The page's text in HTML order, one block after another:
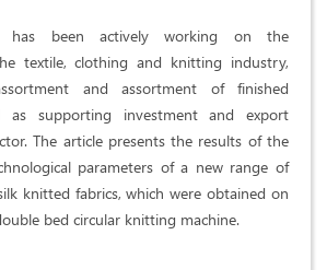
has been actively working on the
textile, clothing and knitting industry,
and assortment of finished
as supporting investment and export
The article presents the results of the
parameters of a new range of
knitted fabrics, which were obtained on
bed circular knitting machine.